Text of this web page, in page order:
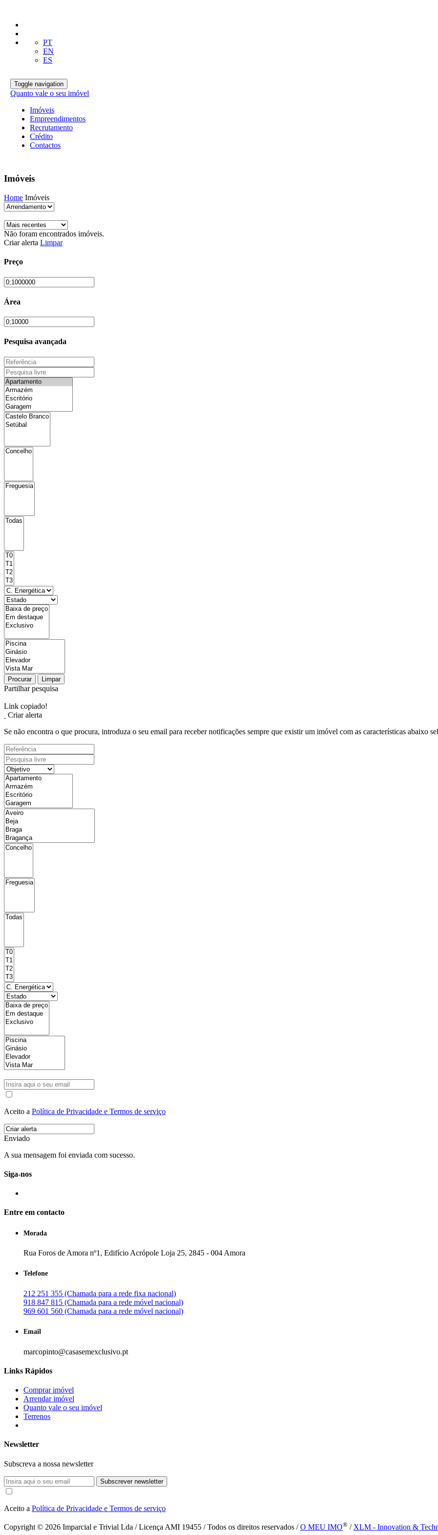
PT
EN
ES
Toggle navigation
Quanto vale o seu imóvel
Imóveis
Empreendimentos
Recrutamento
Crédito
Contactos
Imóveis
Home Imóveis
Não foram encontrados imóveis.
Criar alerta Limpar
Preço
Área
Pesquisa avançada
Procurar Limpar
Partilhar pesquisa
Link copiado!
Criar alerta
Se não encontra o que procura, introduza o seu email para receber notificações sempre que existir um imóvel com as características abaixo
Aceito a Política de Privacidade e Termos de serviço
Enviado
A sua mensagem foi enviada com sucesso.
Siga-nos
Entre em contacto
Morada
Rua Foros de Amora nº1, Edifício Acrópole Loja 25, 2845 - 004 Amora
Telefone
212 251 355 (Chamada para a rede fixa nacional)
918 847 815 (Chamada para a rede móvel nacional)
969 601 560 (Chamada para a rede móvel nacional)
Email
marcopinto@casasemexclusivo.pt
Links Rápidos
Comprar imóvel
Arrendar imóvel
Quanto vale o seu imóvel
Terrenos
Newsletter
Subscreva a nossa newsletter
Subscrever newsletter
Aceito a Política de Privacidade e Termos de serviço
Copyright © 2026 Imparcial e Trivial Lda / Licença AMI 19455 / Todos os direitos reservados /O MEU IMO® / XLM - Innovation &